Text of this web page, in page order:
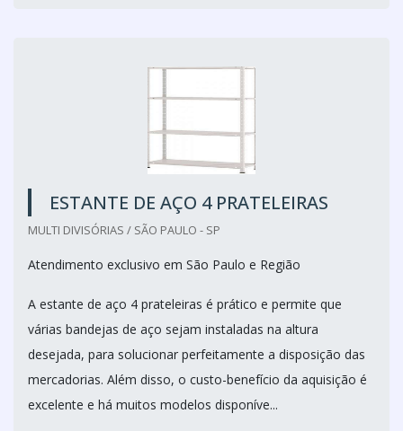
ESTANTE DE AÇO 4 PRATELEIRAS
MULTI DIVISÓRIAS / SÃO PAULO - SP
Atendimento exclusivo em São Paulo e Região
A estante de aço 4 prateleiras é prático e permite que
várias bandejas de aço sejam instaladas na altura
desejada, para solucionar perfeitamente a disposição das
mercadorias. Além disso, o custo-benefício da aquisição é
excelente e há muitos modelos disponíve...